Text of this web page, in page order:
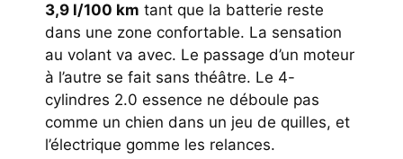
3,9 l/100 km tant que la batterie reste
dans une zone confortable. La sensation
au volant va avec. Le passage d’un moteur
à l’autre se fait sans théâtre. Le 4-
cylindres 2.0 essence ne déboule pas
comme un chien dans un jeu de quilles, et
l’électrique gomme les relances.